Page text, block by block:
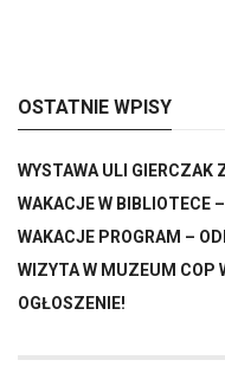
OSTATNIE WPISY
WYSTAWA ULI GIERCZAK
WAKACJE W BIBLIOTECE
WAKACJE PROGRAM –
WIZYTA W MUZEUM COP
OGŁOSZENIE!